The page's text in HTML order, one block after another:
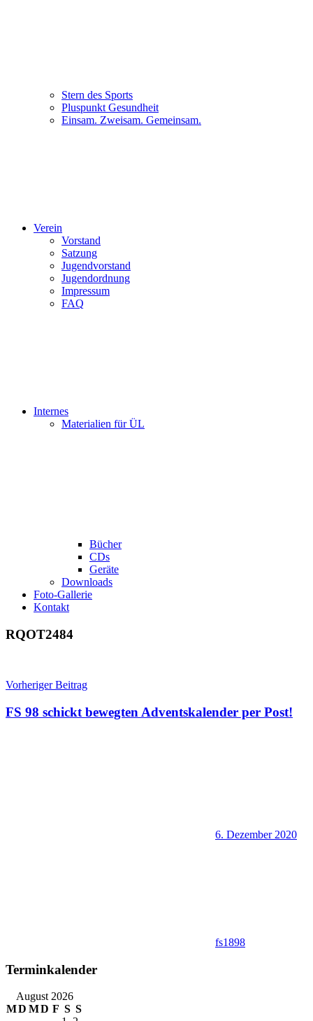
Stern des Sports
Pluspunkt Gesundheit
Einsam. Zweisam. Gemeinsam.
Verein
Vorstand
Satzung
Jugendvorstand
Jugendordnung
Impressum
FAQ
Internes
Materialien für ÜL
Bücher
CDs
Geräte
Downloads
Foto-Gallerie
Kontakt
RQOT2484
Beitragsnavigation
Vorheriger Beitrag
FS 98 schickt bewegten Adventskalender per Post!
6. Dezember 2020
fs1898
Terminkalender
August 2026
MD MD F S S